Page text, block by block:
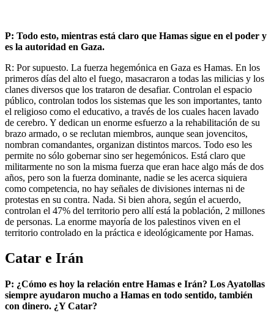
P: Todo esto, mientras está claro que Hamas sigue en el poder y
es la autoridad en Gaza.
R: Por supuesto. La fuerza hegemónica en Gaza es Hamas. En los
primeros días del alto el fuego, masacraron a todas las milicias y los
clanes diversos que los trataron de desafiar. Controlan el espacio
público, controlan todos los sistemas que les son importantes, tanto
el religioso como el educativo, a través de los cuales hacen lavado
de cerebro. Y dedican un enorme esfuerzo a la rehabilitación de su
brazo armado, o se reclutan miembros, aunque sean jovencitos,
nombran comandantes, organizan distintos marcos. Todo eso les
permite no sólo gobernar sino ser hegemónicos. Está claro que
militarmente no son la misma fuerza que eran hace algo más de dos
años, pero son la fuerza dominante, nadie se les acerca siquiera
como competencia, no hay señales de divisiones internas ni de
protestas en su contra. Nada. Si bien ahora, según el acuerdo,
controlan el 47% del territorio pero allí está la población, 2 millones
de personas. La enorme mayoría de los palestinos viven en el
territorio controlado en la práctica e ideológicamente por Hamas.
Catar e Irán
P: ¿Cómo es hoy la relación entre Hamas e Irán? Los Ayatollas
siempre ayudaron mucho a Hamas en todo sentido, también
con dinero. ¿Y Catar?